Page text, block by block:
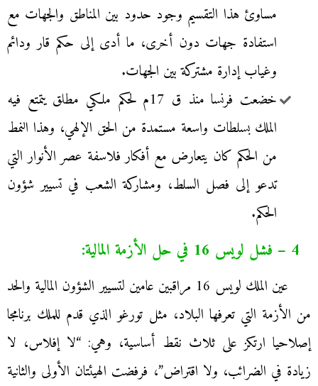
مساوئ هذا التقسيم وجود حدود بين المناطق والجهات مع
استفادة جهات دون أخرى، ما أدى إلى حكم قار ودائم
وغياب إدارة مشتركة بين الجهات.
خضعت فرنسا منذ ق 17م لحكم ملكي مطلق يتمتع فيه
الملك بسلطات واسعة مستمدة من الحق الإلهي، وهذا النمط
من الحكم كان يتعارض مع أفكار فلاسفة عصر الأنوار التي
تدعو إلى فصل السلط، ومشاركة الشعب في تسيير شؤون
الحكم.
4 – فشل لويس 16 في حل الأزمة المالية:
عين الملك لويس 16 مراقبين عامين لتسيير الشؤون المالية والحد
من الأزمة التي تعرفها البلاد، مثل تورغو الذي قدم للملك برنامجا
إصلاحيا ارتكز على ثلاث نقط أساسية، وهي: “لا إفلاس، لا
زيادة في الضرائب، ولا اقتراض”، فرفضت الهيئتان الأولى والثانية